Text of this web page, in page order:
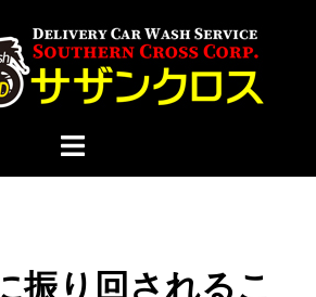
ト
ュ
振り回されるこ